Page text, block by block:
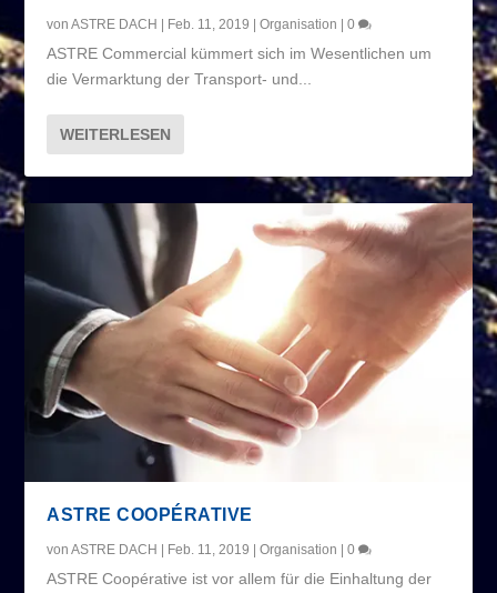
vonASTRE DACH | Feb. 11, 2019 |Organisation |0
ASTRE Commercial kümmert sich im Wesentlichen um
die Vermarktung der Transport- und...
WEITERLESEN
ASTRE COOPÉRATIVE
vonASTRE DACH | Feb. 11, 2019 |Organisation |0
ASTRE Coopérative ist vor allem für die Einhaltung der